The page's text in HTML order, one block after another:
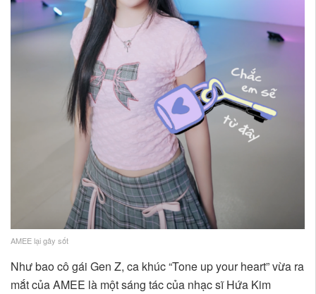
AMEE lại gây sốt
Như bao cô gái Gen Z, ca khúc “Tone up your heart” vừa ra
mắt của AMEE là một sáng tác của nhạc sĩ Hứa Kim